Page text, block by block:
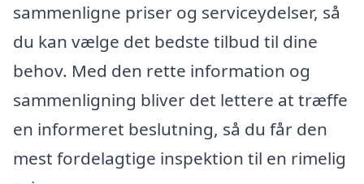
sammenligne priser og serviceydelser, så
du kan vælge det bedste tilbud til dine
behov. Med den rette information og
sammenligning bliver det lettere at træffe
en informeret beslutning, så du får den
mest fordelagtige inspektion til en rimelig